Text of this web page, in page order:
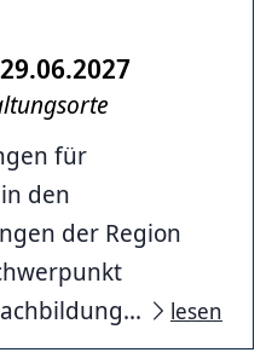
für
den
der Region
lesen